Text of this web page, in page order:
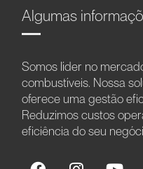
Algumas
Somos líder no
combustíveis. Nossa
oferece uma gestão
Reduzimos custos
eficiência do seu